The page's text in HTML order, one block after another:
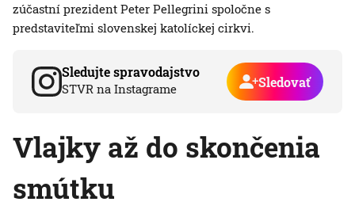
zúčastní prezident Peter Pellegrini spoločne s
predstaviteľmi slovenskej katolíckej cirkvi.
Sledujte spravodajstvo
STVR na Instagrame Sledovať
Vlajky až do skončenia
smútku